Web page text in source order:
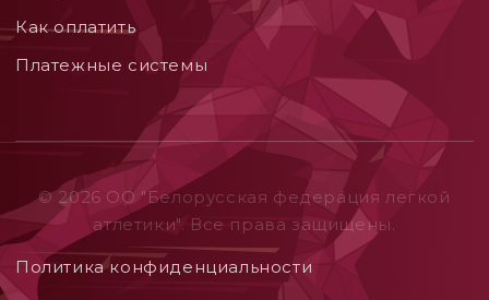
Как оплатить
Платежные системы
© 2026 ОO "Белорусская федерация легкой
атлетики". Все права защищены.
Политика конфиденциальности